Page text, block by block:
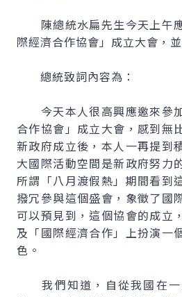
陳總統水扁先生今天上午
際經濟合作協會」成立大會，
總統致詞內容為：
今天本人很高興應邀來參
合作協會」成立大會，感到無
新政府成立後，本人一再提到
大國際活動空間是新政府努力
所謂「八月渡假熱」期間看到
撥冗參與這個盛會，象徵了國
可以預見到，這個協會的成立
及「國際經濟合作」上扮演一
色。
我們知道，自從我國在一